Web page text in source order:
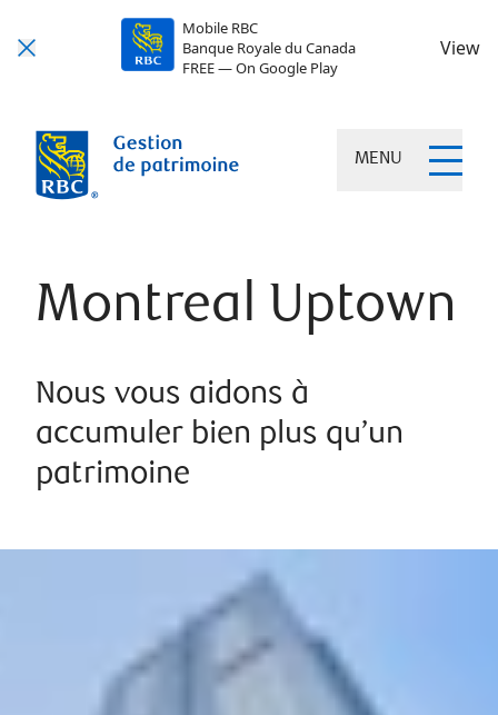
Mobile RBC
Banque Royale du Canada
FREE — On Google Play
View
MENU
Montreal Uptown
Nous vous aidons à
accumuler bien plus qu’un
patrimoine